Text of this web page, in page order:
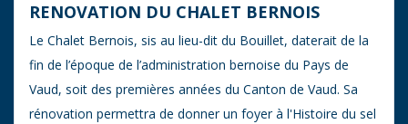
RENOVATION DU CHALET BERNOIS
Le Chalet Bernois, sis au lieu-dit du Bouillet, daterait de la
fin de l’époque de l’administration bernoise du Pays de
Vaud, soit des premières années du Canton de Vaud. Sa
rénovation permettra de donner un foyer à l'Histoire du sel